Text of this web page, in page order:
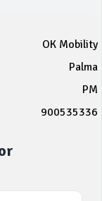
OK Mobility
Palma
PM
900535336